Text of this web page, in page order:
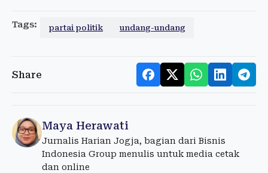
Tags: partai politik undang-undang
Share
Maya Herawati
Jurnalis Harian Jogja, bagian dari Bisnis
Indonesia Group menulis untuk media cetak
dan online